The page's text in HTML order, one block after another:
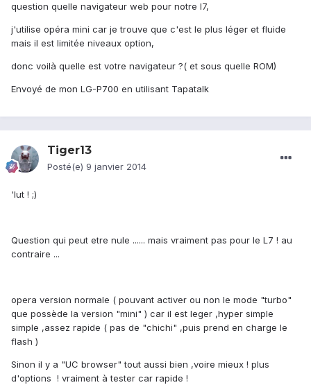
question quelle navigateur web pour notre l7,
j'utilise opéra mini car je trouve que c'est le plus léger et fluide
mais il est limitée niveaux option,
donc voilà quelle est votre navigateur ?( et sous quelle ROM)
Envoyé de mon LG-P700 en utilisant Tapatalk
Tiger13
Posté(e) 9 janvier 2014
'lut ! ;)
Question qui peut etre nule ...... mais vraiment pas pour le L7 ! au
contraire ...
opera version normale ( pouvant activer ou non le mode "turbo"
que possède la version "mini" ) car il est leger ,hyper simple
simple ,assez rapide ( pas de "chichi" ,puis prend en charge le
flash )
Sinon il y a "UC browser" tout aussi bien ,voire mieux ! plus
d'options ! vraiment à tester car rapide !